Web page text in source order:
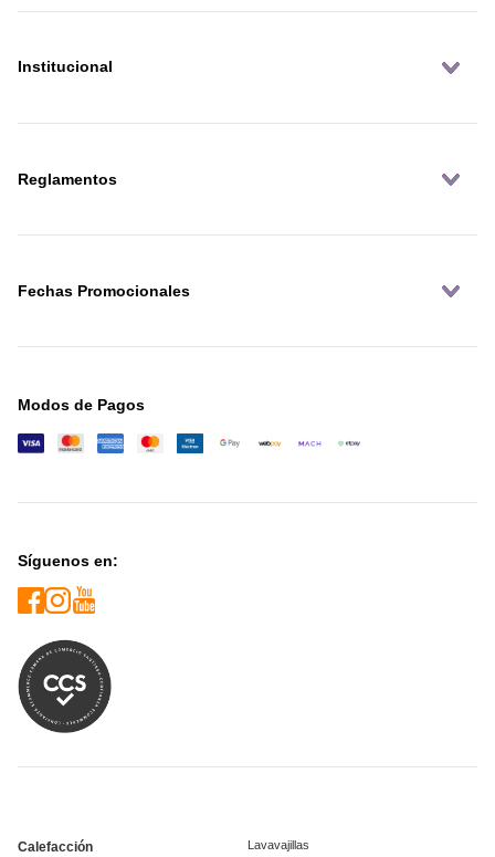
Institucional
Reglamentos
Fechas Promocionales
Modos de Pagos
Síguenos en:
Calefacción
Lavavajillas